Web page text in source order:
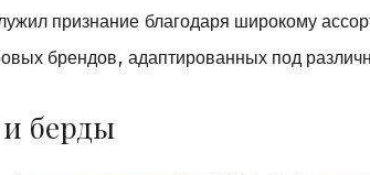
признание благодаря широкому
брендов, адаптированных под
берды